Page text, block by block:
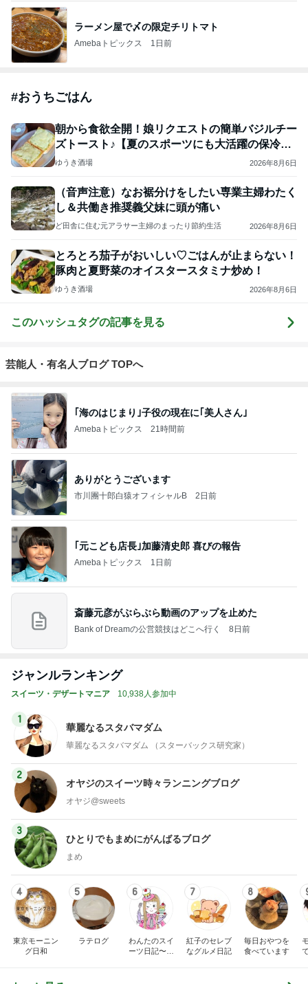
ラーメン屋で〆の限定チリトマト
Amebaトピックス 1日前
#おうちごはん
朝から食欲全開！娘リクエストの簡単バジルチー
ズトースト♪【夏のスポーツにも大活躍の保冷ボ
トル】
ゆうき酒場 2026年8月6日
（音声注意）なお裾分けをしたい専業主婦わたく
し＆共働き推奨義父妹に頭が痛い
ど田舎に住む元アラサー主婦のまったり節約生活 2026年8月6日
とろとろ茄子がおいしい♡ごはんが止まらない！
豚肉と夏野菜のオイスタースタミナ炒め！
ゆうき酒場 2026年8月6日
このハッシュタグの記事を見る
芸能人・有名人ブログ TOPへ
｢海のはじまり｣子役の現在に｢美人さん｣
Amebaトピックス 21時間前
ありがとうございます
市川團十郎白猿オフィシャルB 2日前
｢元こども店長｣加藤清史郎 喜びの報告
Amebaトピックス 1日前
斎藤元彦がぶらぶら動画のアップを止めた
Bank of Dreamの公営競技はどこへ行く 8日前
ジャンルランキング
スイーツ・デザートマニア 10,938人参加中
1
華麗なるスタバマダム
華麗なるスタバマダム （スターバックス研究家）
2
オヤジのスイーツ時々ランニングブログ
オヤジ@sweets
3
ひとりでもまめにがんばるブログ
まめ
4
東京モーニン
グ日和
5
ラテログ
6
わんたのスイ
ーツ日記〜小
7
紅子のセレブ
なグルメ日記
8
毎日おやつを
食べています